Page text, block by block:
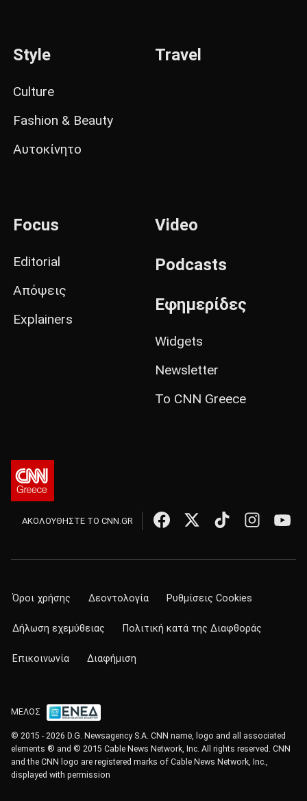
Style
Culture
Fashion & Beauty
Αυτοκίνητο
Travel
Focus
Editorial
Απόψεις
Explainers
Video
Podcasts
Εφημερίδες
Widgets
Newsletter
Το CNN Greece
ΑΚΟΛΟΥΘΗΣΤΕ ΤΟ CNN.GR
Όροι χρήσης Δεοντολογία Ρυθμίσεις Cookies
Δήλωση εχεμύθειας Πολιτική κατά της Διαφθοράς
Επικοινωνία Διαφήμιση
ΜΕΛΟΣ
© 2015 - 2026 D.G. Newsagency S.A. CNN name, logo and all associated
elements ® and © 2015 Cable News Network, Inc. All rights reserved. CNN
and the CNN logo are registered marks of Cable News Network, Inc.,
displayed with permission